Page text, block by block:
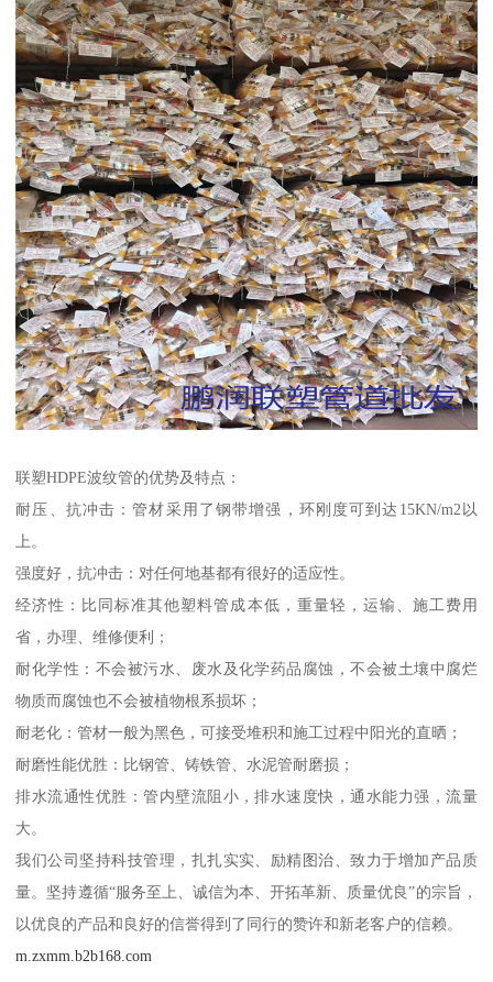
联塑HDPE波纹管的优势及特点：
耐压、抗冲击：管材采用了钢带增强，环刚度可到达15KN/m2以
上。
强度好，抗冲击：对任何地基都有很好的适应性。
经济性：比同标准其他塑料管成本低，重量轻，运输、施工费用
省，办理、维修便利；
耐化学性：不会被污水、废水及化学药品腐蚀，不会被土壤中腐烂
物质而腐蚀也不会被植物根系损坏；
耐老化：管材一般为黑色，可接受堆积和施工过程中阳光的直晒；
耐磨性能优胜：比钢管、铸铁管、水泥管耐磨损；
排水流通性优胜：管内壁流阻小，排水速度快，通水能力强，流量
大。
我们公司坚持科技管理，扎扎实实、励精图治、致力于增加产品质
量。坚持遵循“服务至上、诚信为本、开拓革新、质量优良”的宗旨，
以优良的产品和良好的信誉得到了同行的赞许和新老客户的信赖。
m.zxmm.b2b168.com